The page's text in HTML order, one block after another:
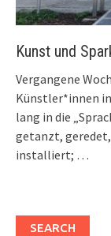
Kunst und
Vergangene
Künstler*innen
lang in die
getanzt,
installiert; …
SEARCH